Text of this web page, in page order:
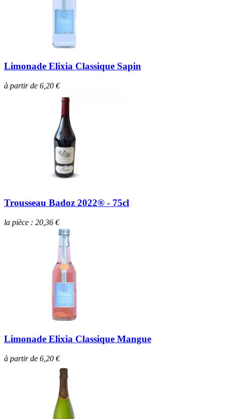
Limonade Elixia Classique Sapin
à partir de 6,20 €
Trousseau Badoz 2022® - 75cl
la pièce : 20,36 €
Limonade Elixia Classique Mangue
à partir de 6,20 €